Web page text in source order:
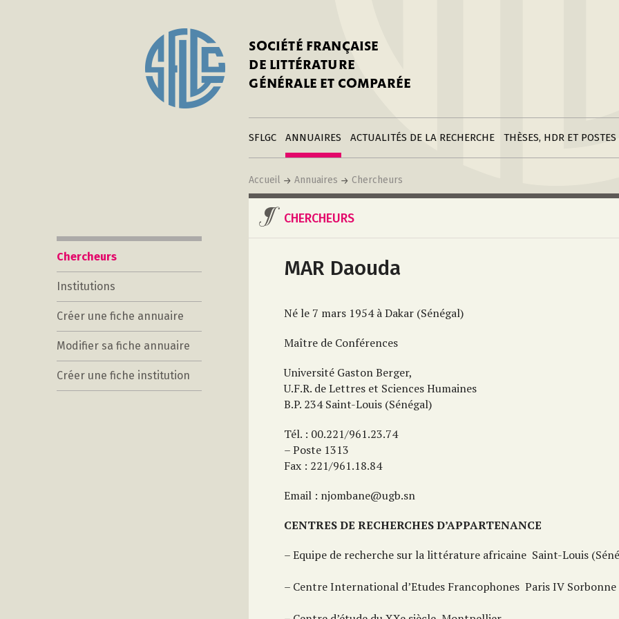
SOCIÉTÉ FRANÇAISE
DE LITTÉRATURE
GÉNÉRALE ET COMPARÉE
SFLGC
Adhérer à la SFLGC
Publier sur ce site
LiensANNUAIRES
Créer une fiche
annuaire
Modifier sa fiche
annuaire
Créer une fiche
institutionACTUALITÉS DE LA RECHERCHE
Divers
Soumettre une
annonce
THÈSES, HDR ET POSTES
Postes
Accueil Annuaires Chercheurs
Chercheurs
Institutions
Créer une fiche annuaire
Modifier sa fiche annuaire
Créer une fiche institution
CHERCHEURS
MAR Daouda
Né le 7 mars 1954 à Dakar (Sénégal)
Maître de Conférences
Université Gaston Berger,
U.F.R. de Lettres et Sciences Humaines
B.P. 234 Saint-Louis (Sénégal)
Tél. : 00.221/961.23.74
– Poste 1313
Fax : 221/961.18.84
Email : njombane@ugb.sn
CENTRES DE RECHERCHES D’APPARTENANCE
– Equipe de recherche sur la littérature africaine ­ Saint-Louis
– Centre International d’Etudes Francophones ­ Paris IV Sorbonne